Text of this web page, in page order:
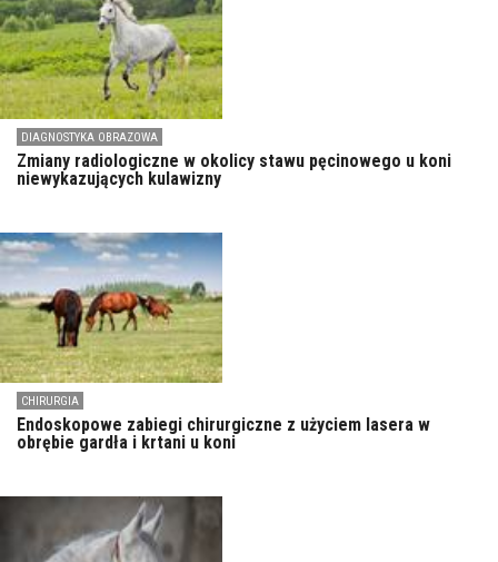
DIAGNOSTYKA OBRAZOWA
Zmiany radiologiczne w okolicy stawu pęcinowego u koni
niewykazujących kulawizny
CHIRURGIA
Endoskopowe zabiegi chirurgiczne z użyciem lasera w
obrębie gardła i krtani u koni